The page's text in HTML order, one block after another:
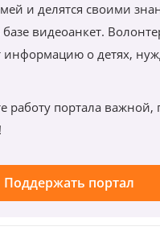
и делятся своими
базе видеоанкет.
информацию о детях,
работу портала важной,
Поддержать портал